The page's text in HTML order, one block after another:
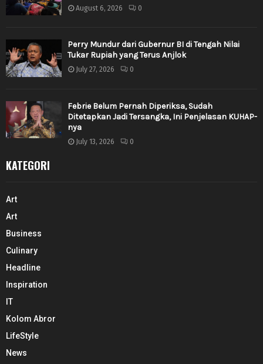
August 6, 2026 0
Perry Mundur dari Gubernur BI di Tengah Nilai
Tukar Rupiah yang Terus Anjlok
July 27, 2026 0
Febrie Belum Pernah Diperiksa, Sudah
Ditetapkan Jadi Tersangka, Ini Penjelasan KUHAP-
nya
July 13, 2026 0
KATEGORI
Art
Art
Business
Culinary
Headline
Inspiration
IT
Kolom Abror
LifeStyle
News